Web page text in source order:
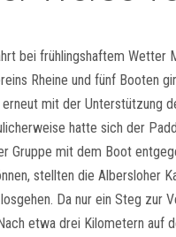
bei frühlingshaftem Wetter
Rheine und fünf Booten
erneut mit der Unterstützung
hatte sich der
Gruppe mit dem Boot
stellten die Albersloher
Da nur ein Steg zur
etwa drei Kilometern auf